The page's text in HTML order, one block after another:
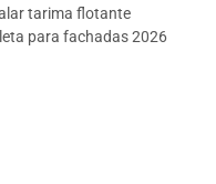
tarima flotante
para fachadas 2026